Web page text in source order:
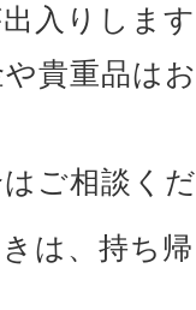
入りしま
貴重品は
ご相談く
は、持ち